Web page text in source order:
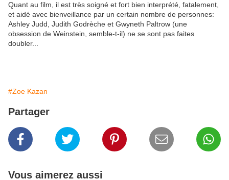
Quant au film, il est très soigné et fort bien interprété, fatalement,
et aidé avec bienveillance par un certain nombre de personnes:
Ashley Judd, Judith Godrèche et Gwyneth Paltrow (une
obsession de Weinstein, semble-t-il) ne se sont pas faites
doubler...
#Zoe Kazan
Partager
Vous aimerez aussi